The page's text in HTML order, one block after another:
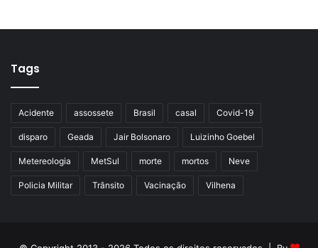
Tags
Acidente assossete Brasil casal Covid-19
disparo Geada Jair Bolsonaro Luizinho Goebel
Metereologia MetSul morte mortos Neve
Policia Militar Trânsito Vacinação Vilhena